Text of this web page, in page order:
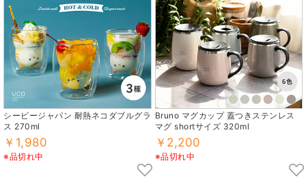
シービージャパン 耐熱ネコダブルグラ
ス 270ml
￥1,980
※品切れ中
Bruno マグカップ 蓋つきステンレス
マグ shortサイズ 320ml
￥2,200
※品切れ中